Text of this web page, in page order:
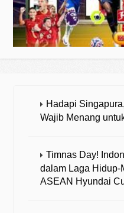
Hadapi
Wajib Menang
Timnas Day!
dalam Laga Hidup-
ASEAN Hyundai